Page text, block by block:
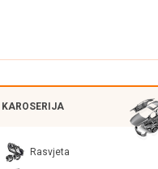
KAROSERIJA
Rasvjeta